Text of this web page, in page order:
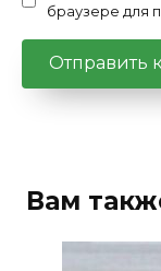
браузере для
Вам